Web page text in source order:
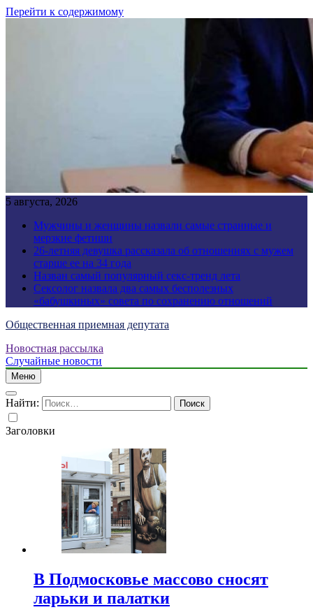
Перейти к содержимому
5 августа, 2026
Мужчины и женщины назвали самые странные и
мерзкие фетиши
26-летняя девушка рассказала об отношениях с мужем
старше ее на 34 года
Назван самый популярный секс-тренд лета
Сексолог назвала два самых бесполезных
«бабушкиных» совета по сохранению отношений
Общественная приемная депутата
Новостная рассылка
Случайные новости
Меню
Найти:
Заголовки
В Подмосковье массово сносят
ларьки и палатки